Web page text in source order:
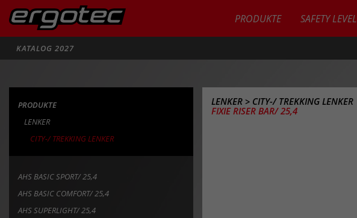
PRODUKTE SAFETY LEVEL
KATALOG 2027
PRODUKTE
LENKER
CITY-/ TREKKING LENKER
AHS BASIC SPORT/ 25,4
AHS BASIC COMFORT/ 25,4
AHS SUPERLIGHT/ 25,4
LENKER > CITY-/ TREKKING LENKER
FIXIE RISER BAR/ 25,4